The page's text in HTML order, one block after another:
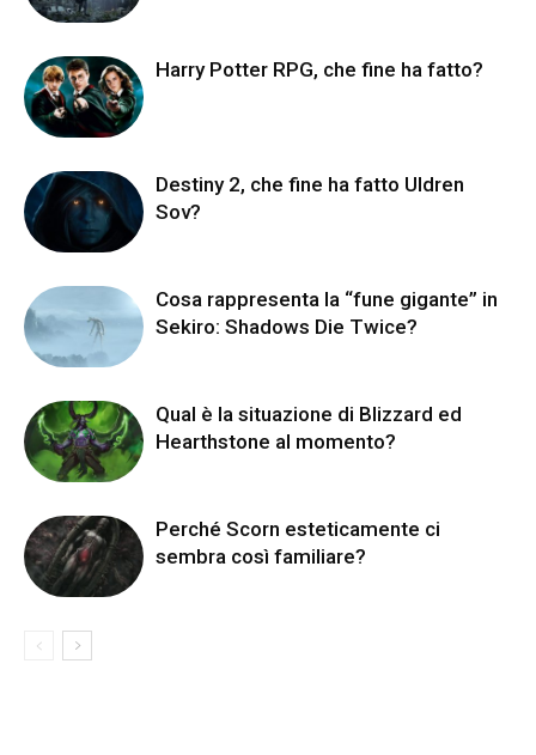
Harry Potter RPG, che fine ha fatto?
Destiny 2, che fine ha fatto Uldren
Sov?
Cosa rappresenta la “fune gigante” in
Sekiro: Shadows Die Twice?
Qual è la situazione di Blizzard ed
Hearthstone al momento?
Perché Scorn esteticamente ci
sembra così familiare?